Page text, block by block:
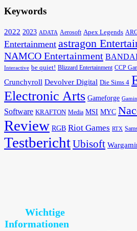
Keywords
2022 2023 ADATA Aerosoft Apex Legends
Entertainment astragon
NAMCO Entertainment
Interactive be quiet! Blizzard Entertainment CCP
Crunchyroll Devolver Digital Die Sims 4
Electronic Arts Gameforge
Software KRAFTON Media MSI MYC
Review RGB Riot Games RTX
TestberichtUbisoft
Wichtige
Informationen